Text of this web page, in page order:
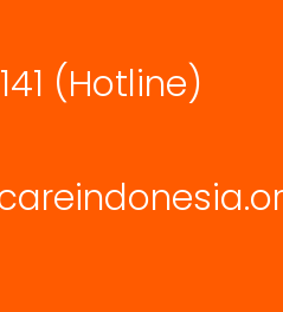
(Hotline)